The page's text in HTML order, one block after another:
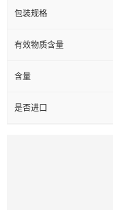
包装规格
有效物质含量
含量
是否进口